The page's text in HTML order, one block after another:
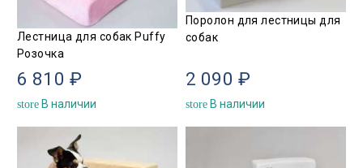
Лестница для собак Puffy
Розочка
6 810 ₽
store В наличии
Поролон для лестницы для
собак
2 090 ₽
store В наличии